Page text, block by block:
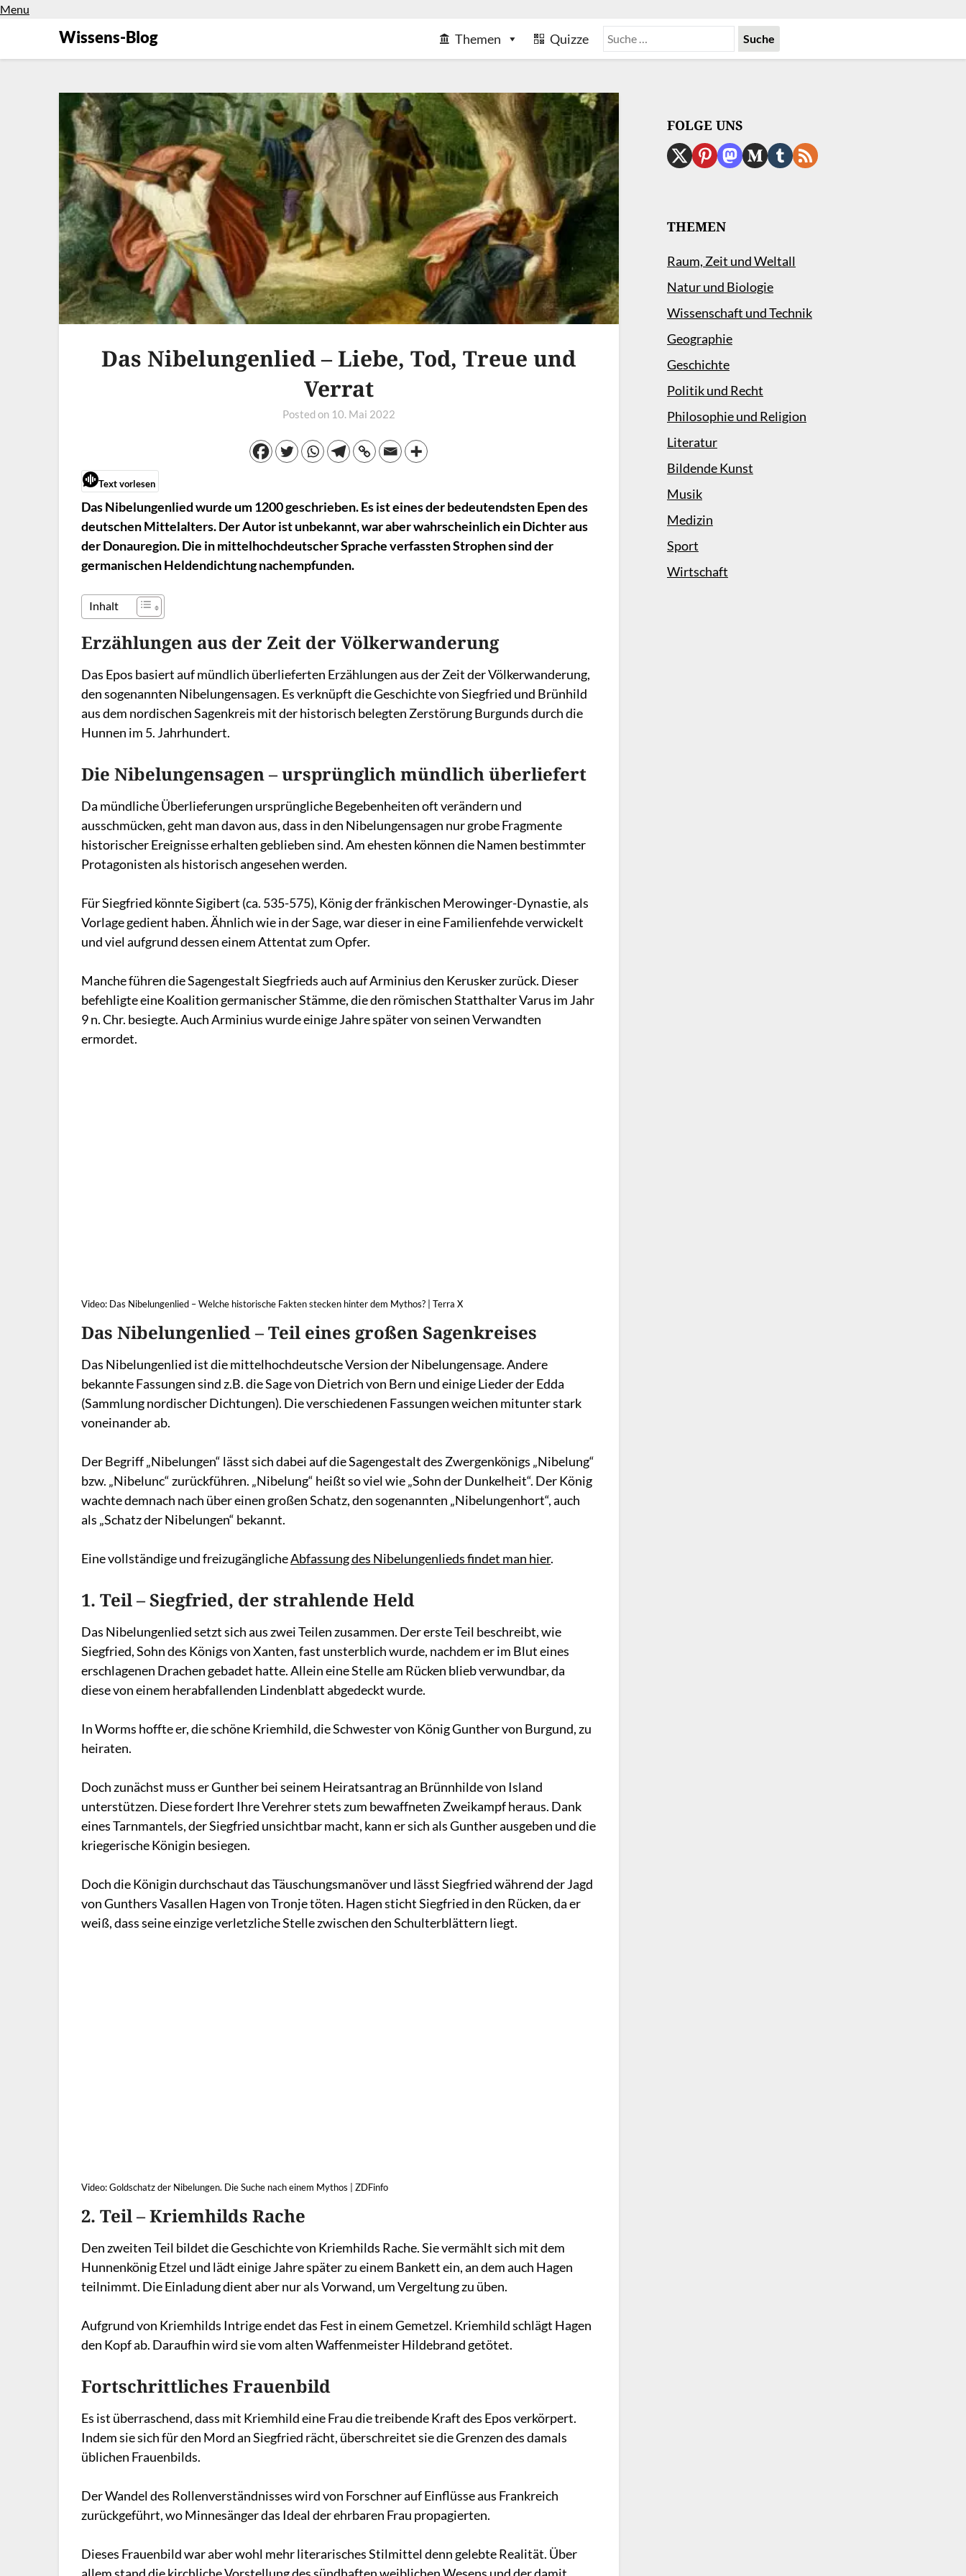
Menu
Wissens-Blog Themen Quizze
Das Nibelungenlied – Liebe, Tod, Treue und
Verrat
Posted on 10. Mai 2022
Text vorlesen
Das Nibelungenlied wurde um 1200 geschrieben. Es ist eines der bedeutendsten Epen des
deutschen Mittelalters. Der Autor ist unbekannt, war aber wahrscheinlich ein Dichter aus
der Donauregion. Die in mittelhochdeutscher Sprache verfassten Strophen sind der
germanischen Heldendichtung nachempfunden.
Inhalt
Erzählungen aus der Zeit der Völkerwanderung
Das Epos basiert auf mündlich überlieferten Erzählungen aus der Zeit der Völkerwanderung,
den sogenannten Nibelungensagen. Es verknüpft die Geschichte von Siegfried und Brünhild
aus dem nordischen Sagenkreis mit der historisch belegten Zerstörung Burgunds durch die
Hunnen im 5. Jahrhundert.
Die Nibelungensagen – ursprünglich mündlich überliefert
Da mündliche Überlieferungen ursprüngliche Begebenheiten oft verändern und
ausschmücken, geht man davon aus, dass in den Nibelungensagen nur grobe Fragmente
historischer Ereignisse erhalten geblieben sind. Am ehesten können die Namen bestimmter
Protagonisten als historisch angesehen werden.
Für Siegfried könnte Sigibert (ca. 535-575), König der fränkischen Merowinger-Dynastie, als
Vorlage gedient haben. Ähnlich wie in der Sage, war dieser in eine Familienfehde verwickelt
und viel aufgrund dessen einem Attentat zum Opfer.
Manche führen die Sagengestalt Siegfrieds auch auf Arminius den Kerusker zurück. Dieser
befehligte eine Koalition germanischer Stämme, die den römischen Statthalter Varus im Jahr
9 n. Chr. besiegte. Auch Arminius wurde einige Jahre später von seinen Verwandten
ermordet.
Video: Das Nibelungenlied – Welche historische Fakten stecken hinter dem Mythos? | Terra X
Das Nibelungenlied – Teil eines großen Sagenkreises
Das Nibelungenlied ist die mittelhochdeutsche Version der Nibelungensage. Andere
bekannte Fassungen sind z.B. die Sage von Dietrich von Bern und einige Lieder der Edda
(Sammlung nordischer Dichtungen). Die verschiedenen Fassungen weichen mitunter stark
voneinander ab.
Der Begriff „Nibelungen“ lässt sich dabei auf die Sagengestalt des Zwergenkönigs „Nibelung“
bzw. „Nibelunc“ zurückführen. „Nibelung“ heißt so viel wie „Sohn der Dunkelheit“. Der König
wachte demnach nach über einen großen Schatz, den sogenannten „Nibelungenhort“, auch
als „Schatz der Nibelungen“ bekannt.
Eine vollständige und freizugänglicheAbfassung des Nibelungenlieds findet man hier.
1. Teil – Siegfried, der strahlende Held
Das Nibelungenlied setzt sich aus zwei Teilen zusammen. Der erste Teil beschreibt, wie
Siegfried, Sohn des Königs von Xanten, fast unsterblich wurde, nachdem er im Blut eines
erschlagenen Drachen gebadet hatte. Allein eine Stelle am Rücken blieb verwundbar, da
diese von einem herabfallenden Lindenblatt abgedeckt wurde.
In Worms hoffte er, die schöne Kriemhild, die Schwester von König Gunther von Burgund, zu
heiraten.
Doch zunächst muss er Gunther bei seinem Heiratsantrag an Brünnhilde von Island
unterstützen. Diese fordert Ihre Verehrer stets zum bewaffneten Zweikampf heraus. Dank
eines Tarnmantels, der Siegfried unsichtbar macht, kann er sich als Gunther ausgeben und die
kriegerische Königin besiegen.
Doch die Königin durchschaut das Täuschungsmanöver und lässt Siegfried während der Jagd
von Gunthers Vasallen Hagen von Tronje töten. Hagen sticht Siegfried in den Rücken, da er
weiß, dass seine einzige verletzliche Stelle zwischen den Schulterblättern liegt.
Video: Goldschatz der Nibelungen. Die Suche nach einem Mythos | ZDFinfo
2. Teil – Kriemhilds Rache
Den zweiten Teil bildet die Geschichte von Kriemhilds Rache. Sie vermählt sich mit dem
Hunnenkönig Etzel und lädt einige Jahre später zu einem Bankett ein, an dem auch Hagen
teilnimmt. Die Einladung dient aber nur als Vorwand, um Vergeltung zu üben.
Aufgrund von Kriemhilds Intrige endet das Fest in einem Gemetzel. Kriemhild schlägt Hagen
den Kopf ab. Daraufhin wird sie vom alten Waffenmeister Hildebrand getötet.
Fortschrittliches Frauenbild
Es ist überraschend, dass mit Kriemhild eine Frau die treibende Kraft des Epos verkörpert.
Indem sie sich für den Mord an Siegfried rächt, überschreitet sie die Grenzen des damals
üblichen Frauenbilds.
Der Wandel des Rollenverständnisses wird von Forschner auf Einflüsse aus Frankreich
zurückgeführt, wo Minnesänger das Ideal der ehrbaren Frau propagierten.
Dieses Frauenbild war aber wohl mehr literarisches Stilmittel denn gelebte Realität. Über
FOLGE UNS
THEMEN
Raum, Zeit und Weltall
Natur und Biologie
Wissenschaft und Technik
Geographie
Geschichte
Politik und Recht
Philosophie und Religion
Literatur
Bildende Kunst
Musik
Medizin
Sport
Wirtschaft